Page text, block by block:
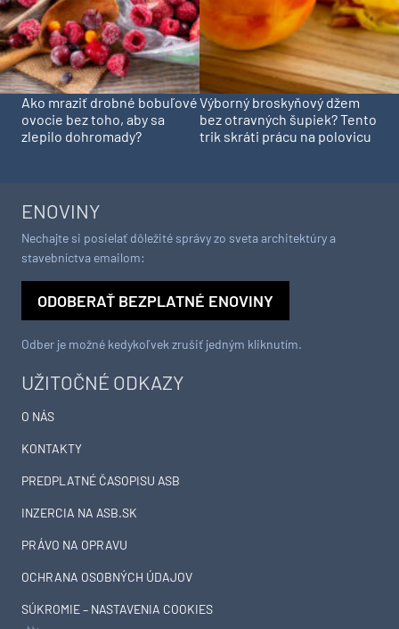
Ako mraziť drobné bobuľové
ovocie bez toho, aby sa
zlepilo dohromady?
Výborný broskyňový džem
bez otravných šupiek? Tento
trik skráti prácu na polovicu
UŽITOČNÉ ODKAZY
O NÁS
KONTAKTY
PREDPLATNÉ ČASOPISU ASB
INZERCIA NA ASB.SK
PRÁVO NA OPRAVU
OCHRANA OSOBNÝCH ÚDAJOV
SÚKROMIE – NASTAVENIA COOKIES
ENOVINY
Nechajte si posielať dôležité správy zo sveta architektúry a
stavebníctva emailom:
ODOBERAŤ BEZPLATNÉ ENOVINY
Odber je možné kedykoľvek zrušiť jedným kliknutím.